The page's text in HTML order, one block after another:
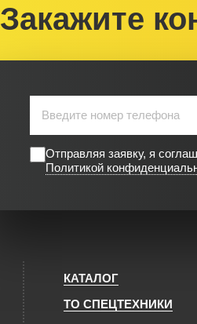
Закажите
Отправляя заявку, я
Политикой
КАТАЛОГ
ТО СПЕЦТЕХНИКИ